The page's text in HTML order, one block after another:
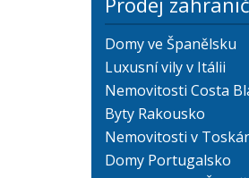
Domy ve Španělsku
Luxusní vily v Itálii
Nemovitosti Costa
Byty Rakousko
Nemovitosti v
Domy Portugalsko